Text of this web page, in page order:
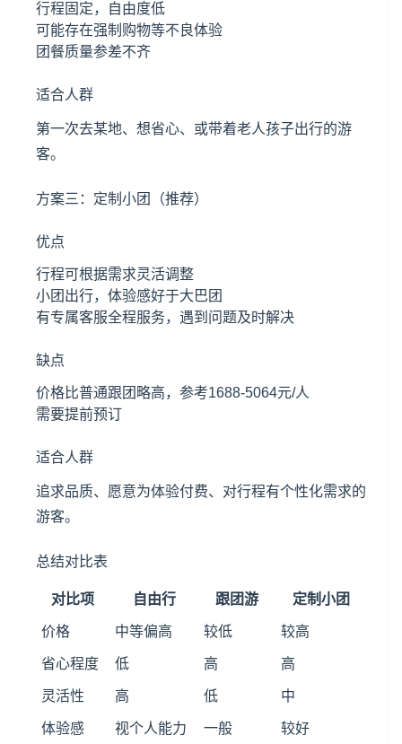
行程固定，自由度低
可能存在强制购物等不良体验
团餐质量参差不齐
适合人群
第一次去某地、想省心、或带着老人孩子出行的游
客。
方案三：定制小团（推荐）
优点
行程可根据需求灵活调整
小团出行，体验感好于大巴团
有专属客服全程服务，遇到问题及时解决
缺点
价格比普通跟团略高，参考1688-5064元/人
需要提前预订
适合人群
追求品质、愿意为体验付费、对行程有个性化需求的
游客。
总结对比表
对比项 自由行 跟团游 定制小团
价格 中等偏高 较低 较高
省心程度 低 高 高
灵活性 高 低 中
体验感 视个人能力 一般 较好